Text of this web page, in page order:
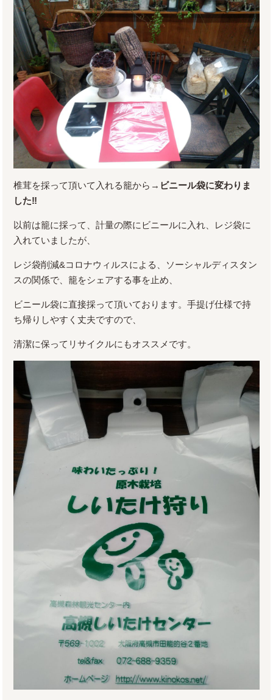
椎茸を採って頂いて入れる籠から→ ビニール袋に変わりま
した‼
以前は籠に採って、計量の際にビニールに入れ、レジ袋に
入れていましたが、
レジ袋削減&コロナウィルスによる、ソーシャルディスタン
スの関係で、籠をシェアする事を止め、
ビニール袋に直接採って頂いております。手提げ仕様で持
ち帰りしやすく丈夫ですので、
清潔に保ってリサイクルにもオススメです。